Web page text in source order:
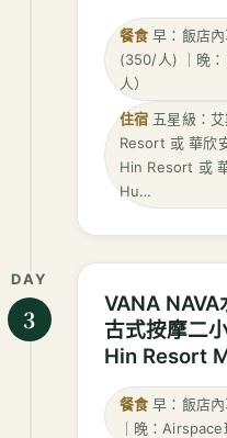
餐食 早：飯店
(350/人) ｜晚
人）
住宿 五星級：
Resort 或 華欣
Hin Resort 或
Hu…
DAY
3
VANA
古式按摩二
Hin Resort
餐食 早：飯店
｜晚：